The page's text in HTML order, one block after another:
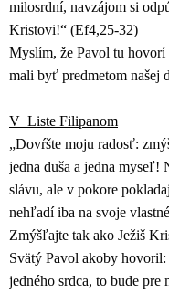
milosrdní, navzájom si
Kristovi!“ (Ef4,25-32)
Myslím, že Pavol tu
mali byť predmetom našej
V Liste Filipanom
„Dovŕšte moju radosť:
jedna duša a jedna myseľ!
slávu, ale v pokore
nehľadí iba na svoje
Zmýšľajte tak ako Ježiš
Svätý Pavol akoby
jedného srdca, to bude